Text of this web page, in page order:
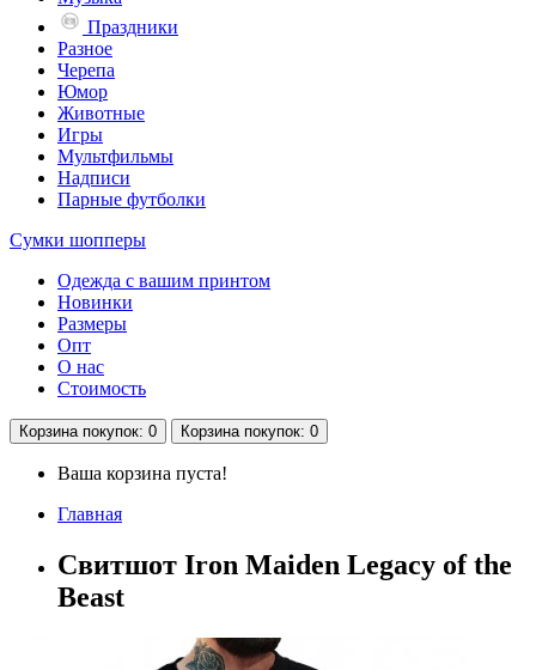
Праздники
Разное
Черепа
Юмор
Животные
Игры
Мультфильмы
Надписи
Парные футболки
Сумки шопперы
Одежда с вашим принтом
Новинки
Размеры
Опт
О нас
Стоимость
Корзинапокупок: 0 Корзинапокупок: 0
Ваша корзина пуста!
Главная
Свитшот Iron Maiden Legacy of the
Beast